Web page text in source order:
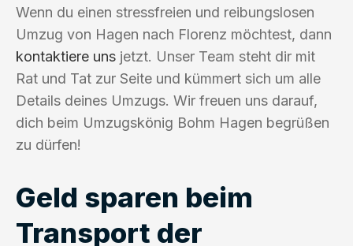
Wenn du einen stressfreien und reibungslosen
Umzug von Hagen nach Florenz möchtest, dann
kontaktiere uns jetzt. Unser Team steht dir mit
Rat und Tat zur Seite und kümmert sich um alle
Details deines Umzugs. Wir freuen uns darauf,
dich beim Umzugskönig Bohm Hagen begrüßen
zu dürfen!
Geld sparen beim
Transport der